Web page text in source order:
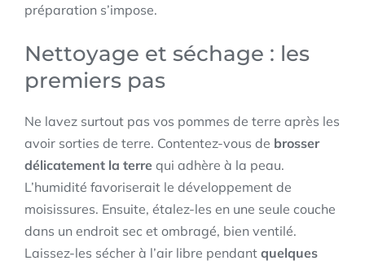
préparation s’impose.
Nettoyage et séchage : les
premiers pas
Ne lavez surtout pas vos pommes de terre après les
avoir sorties de terre. Contentez-vous de brosser
délicatement la terre qui adhère à la peau.
L’humidité favoriserait le développement de
moisissures. Ensuite, étalez-les en une seule couche
dans un endroit sec et ombragé, bien ventilé.
Laissez-les sécher à l’air libre pendant quelques